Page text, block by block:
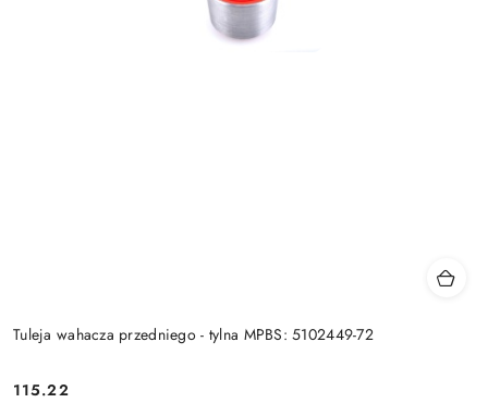
Tuleja wahacza przedniego - tylna MPBS: 5102449-72
Cena:
115.22